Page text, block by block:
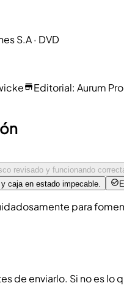
S.A· DVD
Editorial: Aurum
revisado y funcionando
caja en estado impecable.
para
de enviarlo. Si no es lo